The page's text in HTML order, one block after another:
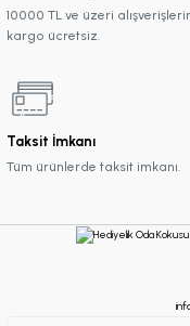
10000 TL ve üzeri
kargo ücretsiz.
Taksit İmkanı
Tüm ürünlerde taksit imkanı.